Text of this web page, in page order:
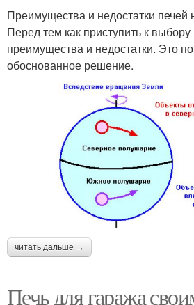
Преимущества и недостатки печей
Перед тем как приступить к
преимущества и недостатки. Это
обоснованное решение.
читать дальше →
Печь для гаража